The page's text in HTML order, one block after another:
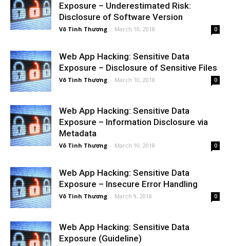
Exposure – Underestimated Risk:
Disclosure of Software Version
Võ Tình Thương - March 10, 2018 0
Web App Hacking: Sensitive Data
Exposure – Disclosure of Sensitive Files
Võ Tình Thương - March 10, 2018 0
Web App Hacking: Sensitive Data
Exposure – Information Disclosure via
Metadata
Võ Tình Thương - March 10, 2018 0
Web App Hacking: Sensitive Data
Exposure – Insecure Error Handling
Võ Tình Thương - March 9, 2018 0
Web App Hacking: Sensitive Data
Exposure (Guideline)